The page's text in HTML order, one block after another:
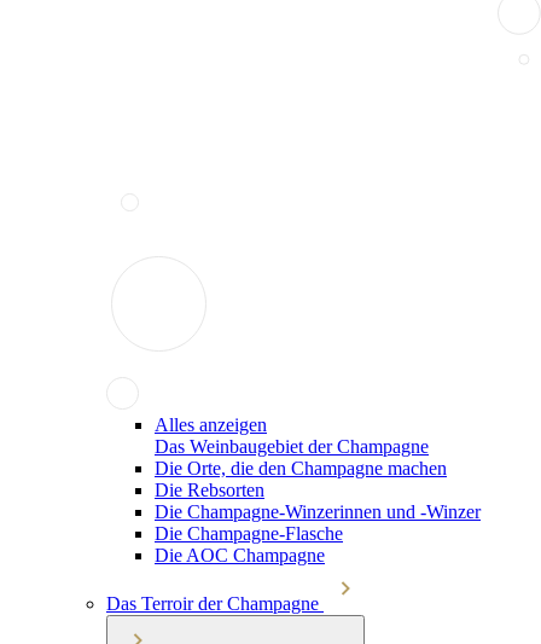
Alles anzeigen
Das Weinbaugebiet der Champagne
Die Orte, die den Champagne machen
Die Rebsorten
Die Champagne-Winzerinnen und -Winzer
Die Champagne-Flasche
Die AOC Champagne
Das Terroir der Champagne